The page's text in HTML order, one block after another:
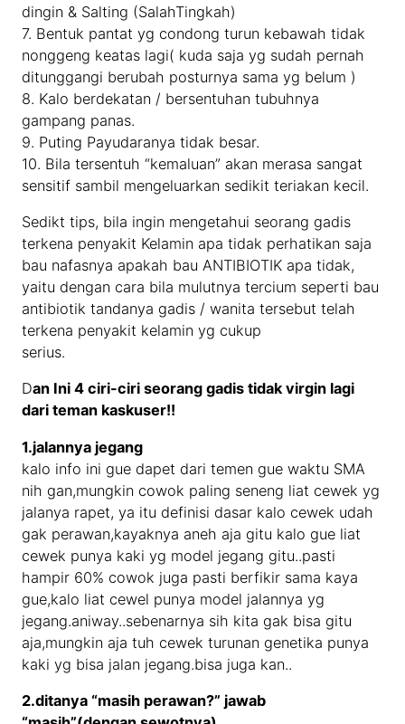
dingin & Salting (SalahTingkah)
7. Bentuk pantat yg condong turun kebawah tidak
nonggeng keatas lagi( kuda saja yg sudah pernah
ditunggangi berubah posturnya sama yg belum )
8. Kalo berdekatan / bersentuhan tubuhnya
gampang panas.
9. Puting Payudaranya tidak besar.
10. Bila tersentuh “kemaluan” akan merasa sangat
sensitif sambil mengeluarkan sedikit teriakan kecil.
Sedikt tips, bila ingin mengetahui seorang gadis
terkena penyakit Kelamin apa tidak perhatikan saja
bau nafasnya apakah bau ANTIBIOTIK apa tidak,
yaitu dengan cara bila mulutnya tercium seperti bau
antibiotik tandanya gadis / wanita tersebut telah
terkena penyakit kelamin yg cukup
serius.
Dan Ini 4 ciri-ciri seorang gadis tidak virgin lagi
dari teman kaskuser!!
1.jalannya jegang
kalo info ini gue dapet dari temen gue waktu SMA
nih gan,mungkin cowok paling seneng liat cewek yg
jalanya rapet, ya itu definisi dasar kalo cewek udah
gak perawan,kayaknya aneh aja gitu kalo gue liat
cewek punya kaki yg model jegang gitu..pasti
hampir 60% cowok juga pasti berfikir sama kaya
gue,kalo liat cewel punya model jalannya yg
jegang.aniway..sebenarnya sih kita gak bisa gitu
aja,mungkin aja tuh cewek turunan genetika punya
kaki yg bisa jalan jegang.bisa juga kan..
2.ditanya “masih perawan?” jawab